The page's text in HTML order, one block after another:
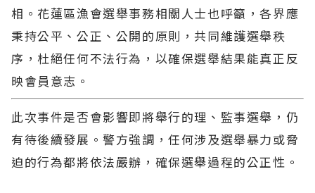
相。花蓮區漁會選舉事務相關人士也呼籲，各界應
秉持公平、公正、公開的原則，共同維護選舉秩
序，杜絕任何不法行為，以確保選舉結果能真正反
映會員意志。
此次事件是否會影響即將舉行的理、監事選舉，仍
有待後續發展。警方強調，任何涉及選舉暴力或脅
迫的行為都將依法嚴辦，確保選舉過程的公正性。